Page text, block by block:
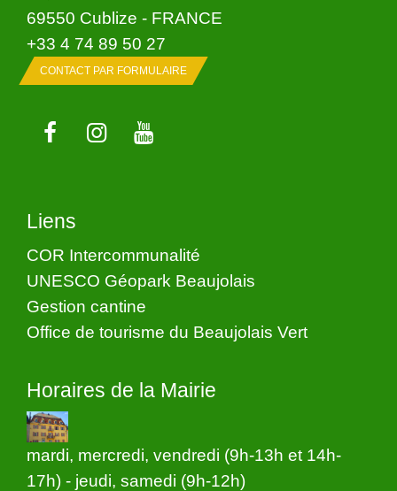
69550 Cublize - FRANCE
+33 4 74 89 50 27
CONTACT PAR FORMULAIRE
Liens
COR Intercommunalité
UNESCO Géopark Beaujolais
Gestion cantine
Office de tourisme du Beaujolais Vert
Horaires de la Mairie
mardi, mercredi, vendredi (9h-13h et 14h-
17h) - jeudi, samedi (9h-12h)